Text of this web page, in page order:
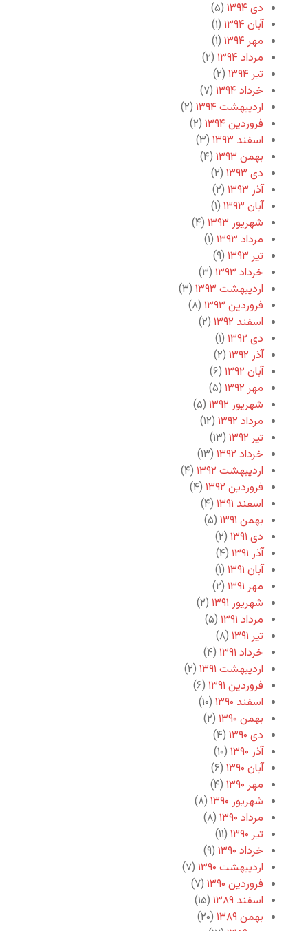
دی ۱۳۹۴
(۵)
آبان ۱۳۹۴
(۱)
مهر ۱۳۹۴
(۱)
مرداد ۱۳۹۴
(۲)
تیر ۱۳۹۴
(۲)
خرداد ۱۳۹۴
(۷)
اردیبهشت ۱۳۹۴
(۲)
فروردین ۱۳۹۴
(۲)
اسفند ۱۳۹۳
(۳)
بهمن ۱۳۹۳
(۴)
دی ۱۳۹۳
(۲)
آذر ۱۳۹۳
(۲)
آبان ۱۳۹۳
(۱)
شهریور ۱۳۹۳
(۴)
مرداد ۱۳۹۳
(۱)
تیر ۱۳۹۳
(۹)
خرداد ۱۳۹۳
(۳)
اردیبهشت ۱۳۹۳
(۳)
فروردین ۱۳۹۳
(۸)
اسفند ۱۳۹۲
(۲)
دی ۱۳۹۲
(۱)
آذر ۱۳۹۲
(۲)
آبان ۱۳۹۲
(۶)
مهر ۱۳۹۲
(۵)
شهریور ۱۳۹۲
(۵)
مرداد ۱۳۹۲
(۱۲)
تیر ۱۳۹۲
(۱۳)
خرداد ۱۳۹۲
(۱۳)
اردیبهشت ۱۳۹۲
(۴)
فروردین ۱۳۹۲
(۴)
اسفند ۱۳۹۱
(۴)
بهمن ۱۳۹۱
(۵)
دی ۱۳۹۱
(۲)
آذر ۱۳۹۱
(۴)
آبان ۱۳۹۱
(۱)
مهر ۱۳۹۱
(۲)
شهریور ۱۳۹۱
(۲)
مرداد ۱۳۹۱
(۵)
تیر ۱۳۹۱
(۸)
خرداد ۱۳۹۱
(۴)
اردیبهشت ۱۳۹۱
(۲)
فروردین ۱۳۹۱
(۶)
اسفند ۱۳۹۰
(۱۰)
بهمن ۱۳۹۰
(۲)
دی ۱۳۹۰
(۴)
آذر ۱۳۹۰
(۱۰)
آبان ۱۳۹۰
(۶)
مهر ۱۳۹۰
(۴)
شهریور ۱۳۹۰
(۸)
مرداد ۱۳۹۰
(۸)
تیر ۱۳۹۰
(۱۱)
خرداد ۱۳۹۰
(۹)
اردیبهشت ۱۳۹۰
(۷)
فروردین ۱۳۹۰
(۷)
اسفند ۱۳۸۹
(۱۵)
بهمن ۱۳۸۹
(۲۰)